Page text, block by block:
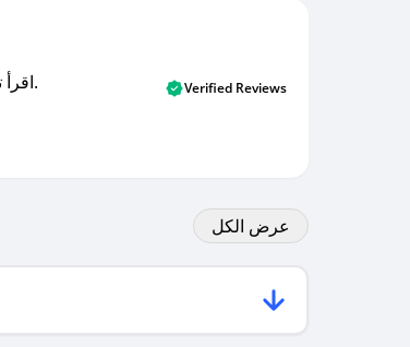
اقرأ تقييمات العملاء الأصلية والتقييمات من المشترين المتحققين. اكتشف ما يعتقده المستخدمون الحقيقيون حول خدمتنا وتعلم من تجاربهم. Verified Reviews
عرض الكل